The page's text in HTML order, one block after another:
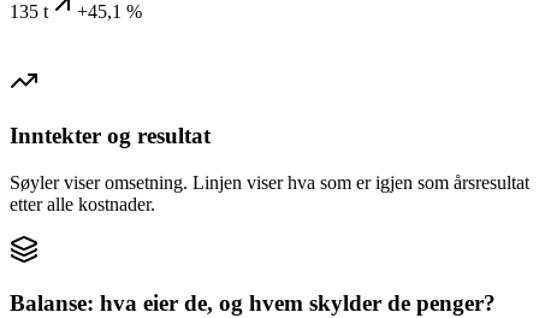
135 t
+45,1 %
Inntekter og resultat
Søyler viser omsetning. Linjen viser hva som er igjen som årsresultat
etter alle kostnader.
Balanse: hva eier de, og hvem skylder de penger?